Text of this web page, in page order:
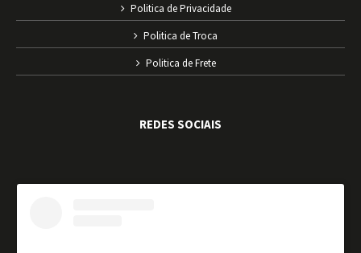
Politica de Privacidade
Politica de Troca
Politica de Frete
REDES SOCIAIS